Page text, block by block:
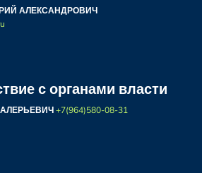
АЛЕКСАНДРОВИЧ
с органами власти
+7(964)580-08-31